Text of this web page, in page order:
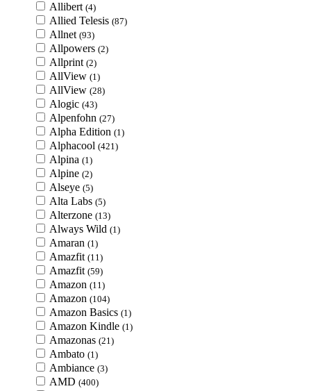
Allibert (4)
Allied Telesis (87)
Allnet (93)
Allpowers (2)
Allprint (2)
AllView (1)
AllView (28)
Alogic (43)
Alpenfohn (27)
Alpha Edition (1)
Alphacool (421)
Alpina (1)
Alpine (2)
Alseye (5)
Alta Labs (5)
Alterzone (13)
Always Wild (1)
Amaran (1)
Amazfit (11)
Amazfit (59)
Amazon (11)
Amazon (104)
Amazon Basics (1)
Amazon Kindle (1)
Amazonas (21)
Ambato (1)
Ambiance (3)
AMD (400)